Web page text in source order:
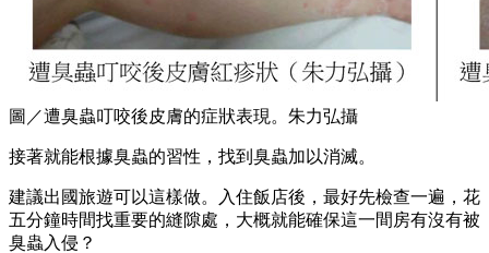
圖／遭臭蟲叮咬後皮膚的症狀表現。朱力弘攝
接著就能根據臭蟲的習性，找到臭蟲加以消滅。
建議出國旅遊可以這樣做。入住飯店後，最好先檢查一遍，花
五分鐘時間找重要的縫隙處，大概就能確保這一間房有沒有被
臭蟲入侵？